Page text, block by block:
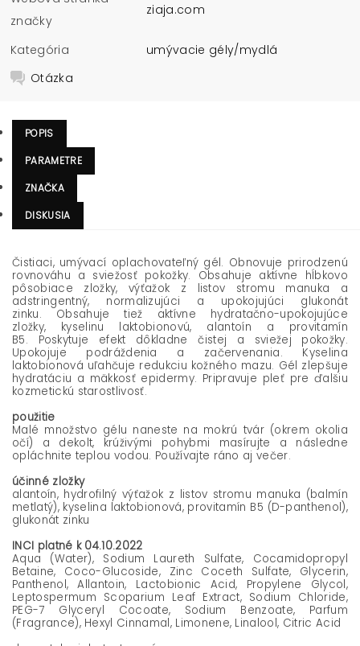
značky
ziaja.com
Kategória
umývacie gély/mydlá
Otázka
POPIS
PARAMETRE
ZNAČKA
DISKUSIA
Čistiaci, umývací oplachovateľný gél. Obnovuje prirodzenú
rovnováhu a sviežosť pokožky. Obsahuje aktívne hĺbkovo
pôsobiace zložky,výťažok z listov stromu manuka a
adstringentný, normalizujúci a upokojujúci glukonát
zinku. Obsahuje tiež aktívne hydratačno-upokojujúce
zložky, kyselinu laktobionovú, alantoín a provitamín
B5. Poskytuje efekt dôkladne čistej a sviežej pokožky.
Upokojuje podráždenia a začervenania. Kyselina
laktobionová uľahčuje redukciu kožného mazu. Gél zlepšuje
hydratáciu a mäkkosť epidermy. Pripravuje pleť pre ďalšiu
kozmetickú starostlivosť.
použitie
Malé množstvo gélu naneste na mokrú tvár (okrem okolia
očí) a dekolt, krúživými pohybmi masírujte a následne
opláchnite teplou vodou. Používajte ráno aj večer.
účinné zložky
alantoín, hydrofilný výťažok z listov stromu manuka (balmín
metlatý), kyselina laktobionová, provitamín B5 (D-panthenol),
glukonát zinku
INCI platné k 04.10.2022
Aqua (Water), Sodium Laureth Sulfate, Cocamidopropyl
Betaine, Coco-Glucoside, Zinc Coceth Sulfate, Glycerin,
Panthenol, Allantoin, Lactobionic Acid, Propylene Glycol,
Leptospermum Scoparium Leaf Extract, Sodium Chloride,
PEG-7 Glyceryl Cocoate, Sodium Benzoate, Parfum
(Fragrance), Hexyl Cinnamal, Limonene, Linalool, Citric Acid